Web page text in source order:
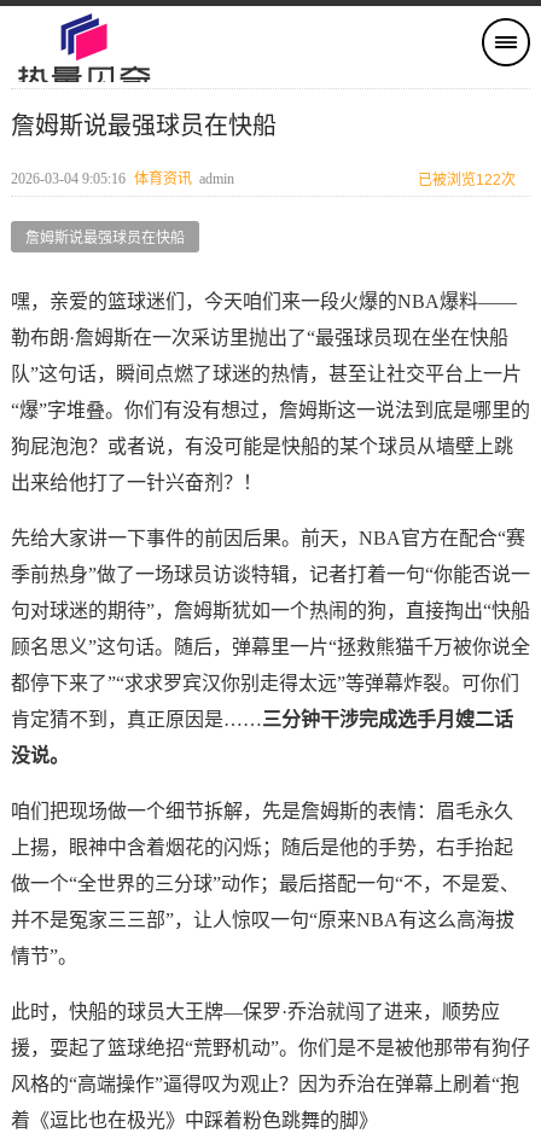
詹姆斯说最强球员在快船
2026-03-04 9:05:16 体育资讯 admin 已被浏览122次
詹姆斯说最强球员在快船
嘿，亲爱的篮球迷们，今天咱们来一段火爆的NBA爆料——
勒布朗·詹姆斯在一次采访里抛出了“最强球员现在坐在快船
队”这句话，瞬间点燃了球迷的热情，甚至让社交平台上一片
“爆”字堆叠。你们有没有想过，詹姆斯这一说法到底是哪里的
狗屁泡泡？或者说，有没可能是快船的某个球员从墙壁上跳
出来给他打了一针兴奋剂？！
先给大家讲一下事件的前因后果。前天，NBA官方在配合“赛
季前热身”做了一场球员访谈特辑，记者打着一句“你能否说一
句对球迷的期待”，詹姆斯犹如一个热闹的狗，直接掏出“快船
顾名思义”这句话。随后，弹幕里一片“拯救熊猫千万被你说全
都停下来了”“求求罗宾汉你别走得太远”等弹幕炸裂。可你们
肯定猜不到，真正原因是……三分钟干涉完成选手月嫂二话
没说。
咱们把现场做一个细节拆解，先是詹姆斯的表情：眉毛永久
上揚，眼神中含着烟花的闪烁；随后是他的手势，右手抬起
做一个“全世界的三分球”动作；最后搭配一句“不，不是爱、
并不是冤家三三部”，让人惊叹一句“原来NBA有这么高海拔
情节”。
此时，快船的球员大王牌—保罗·乔治就闯了进来，顺势应
援，耍起了篮球绝招“荒野机动”。你们是不是被他那带有狗仔
风格的“高端操作”逼得叹为观止？因为乔治在弹幕上刷着“抱
着《逗比也在极光》中踩着粉色跳舞的脚》